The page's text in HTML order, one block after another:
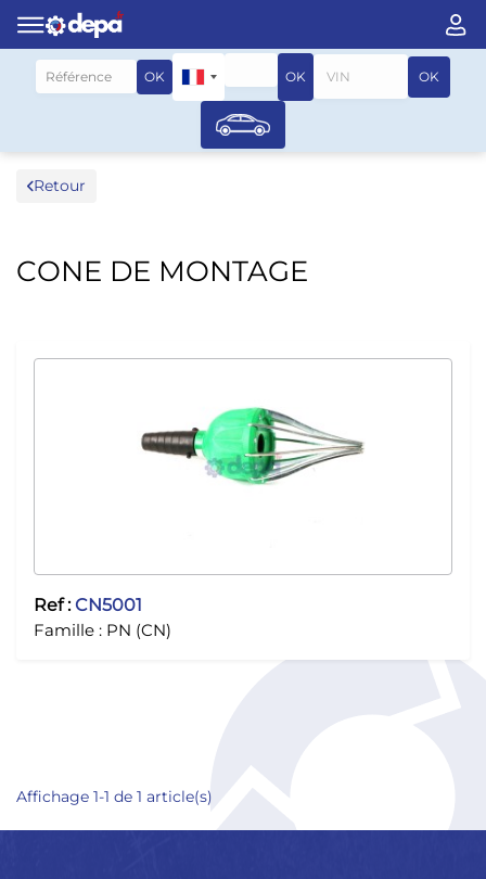
OK OK OK
Rechercher par véhicule
Retour
CONE DE MONTAGE
Ref :CN5001
Famille : PN (CN)
Affichage 1-1 de 1 article(s)